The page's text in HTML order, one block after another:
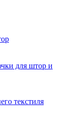
для штор и
текстиля